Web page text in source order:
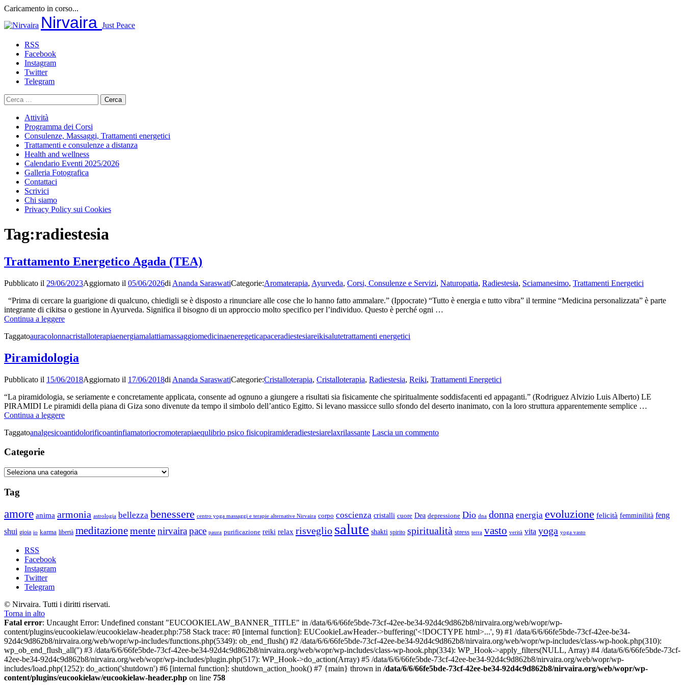
Caricamento in corso...
al
Nirvaira Just Peace
RSS
Facebook
Instagram
Twitter
Telegram
Ricerca
per:
Attività
Programma dei Corsi
Consulenze, Massaggi, Trattamenti energetici
Trattamenti e consulenze a distanza
Health and wellness
Calendario Eventi 2025/2026
Galleria Fotografica
Contattaci
Scrivici
Chi siamo
Privacy Policy sui Cookies
Tag:radiestesia
Trattamento Energetico Agada (TEA)
Pubblicato il 29/06/2023Aggiornato il 05/06/2026di Ananda SaraswatiCategorie:Aromaterapia, Ayurveda, Corsi, Consulenze e Servizi, Naturopatia, Radiestesia, Sciamanesimo, Trattamenti Energetici
“Prima di cercare la guarigione di qualcuno, chiedigli se è disposto a rinunciare alle cose che lo hanno fatto ammalare.” (Ippocrate) “Tutto è energia e tutto vibra” il termine “Medicina personalizzata” è parte
integrante di cikitsa o gestione in Ayurveda. Significa il bisogno di un approccio molto specifico per l’individuo. Questo è perché ogni …
Continua a leggereTrattamento
Agada
Taggatoauracolonnacristalloterapiaenergiamalattiamassaggiomedicinaeneregeticapaceradiestesiareikisalutetrattamenti energetici
Piramidologia
Pubblicato il 15/06/2018Aggiornato il 17/06/2018di Ananda SaraswatiCategorie:Cristalloterapia, Cristalloterapia, Radiestesia, Reiki, Trattamenti Energetici
“La piramidologia, se seriamente e concretamente applicata, consente ad ognuno a giungere a risultati sia fisicamente che spiritualmente soddisfacenti ed appaganti.” (Rodriguez Alvizio Luis Alberto) LE
PIRAMIDI Le piramidi della piana di Giza sono divenute da tempo il simbolo dell’antico Egitto. Si levano massicce sullo sfondo del deserto inanimato, con la loro struttura apparentemente semplice …
Continua a leggerePiramidologia
Taggatoanalgesicoantidolorificoantinfiamatoriocromoterapiaequlibrio psico fisicopiramideradiestesiarelaxrilassante Lascia un commentosu
Categorie
Categorie
Tag
amore anima armonia astrologia bellezza benessere centro yoga massaggi e terapie alternative Nirvaira corpo coscienza cristalli cuore Dea depressione Dio dna donna energia evoluzione felicità femminilità feng
shui gioia io karma libertà meditazionementenirvairapace paura purificazione reiki relax risveglio salute shakti spirito spiritualità stress terra vasto verità vita yoga yoga vasto
RSS
Facebook
Instagram
Twitter
Telegram
© Nirvaira. Tutti i diritti riservati.
Torna in alto
Fatal error: Uncaught Error: Undefined constant "EUCOOKIELAW_BANNER_TITLE" in /data/6/6/66fe5bde-73cf-42ee-be34-92d4c9d862b8/nirvaira.org/web/wopr/wp-
content/plugins/eucookielaw/eucookielaw-header.php:758 Stack trace: #0 [internal function]: EUCookieLawHeader->buffering('<!DOCTYPE html>...', 9) #1 /data/6/6/66fe5bde-73cf-42ee-be34-
92d4c9d862b8/nirvaira.org/web/wopr/wp-includes/functions.php(5349): ob_end_flush() #2 /data/6/6/66fe5bde-73cf-42ee-be34-92d4c9d862b8/nirvaira.org/web/wopr/wp-includes/class-wp-hook.php(310):
wp_ob_end_flush_all('') #3 /data/6/6/66fe5bde-73cf-42ee-be34-92d4c9d862b8/nirvaira.org/web/wopr/wp-includes/class-wp-hook.php(334): WP_Hook->apply_filters(NULL, Array) #4 /data/6/6/66fe5bde-73cf-
42ee-be34-92d4c9d862b8/nirvaira.org/web/wopr/wp-includes/plugin.php(517): WP_Hook->do_action(Array) #5 /data/6/6/66fe5bde-73cf-42ee-be34-92d4c9d862b8/nirvaira.org/web/wopr/wp-
includes/load.php(1252): do_action('shutdown') #6 [internal function]: shutdown_action_hook() #7 {main} thrown in /data/6/6/66fe5bde-73cf-42ee-be34-92d4c9d862b8/nirvaira.org/web/wopr/wp-
content/plugins/eucookielaw/eucookielaw-header.php on line 758